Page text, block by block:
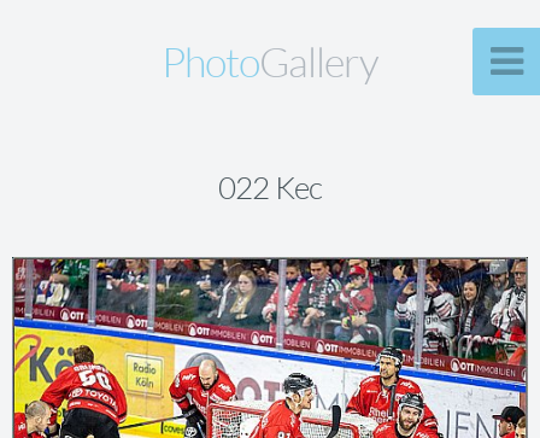
PhotoGallery
022 Kec